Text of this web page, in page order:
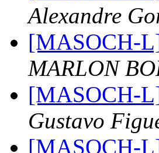
Alexandre
[MASOCH-
MARLON
[MASOCH-
Gustavo
[MASOCH-